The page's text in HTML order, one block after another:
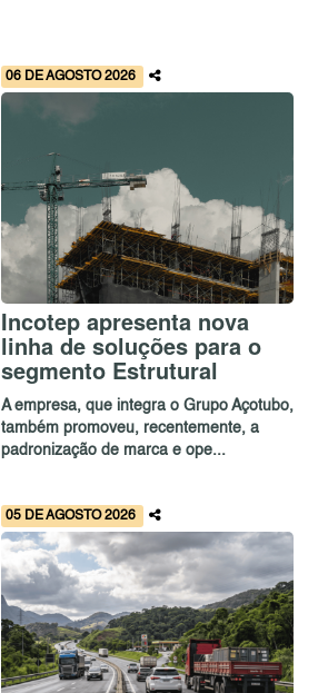
06 DE AGOSTO 2026
Incotep apresenta nova
linha de soluções para o
segmento Estrutural
A empresa, que integra o Grupo Açotubo,
também promoveu, recentemente, a
padronização de marca e ope...
05 DE AGOSTO 2026